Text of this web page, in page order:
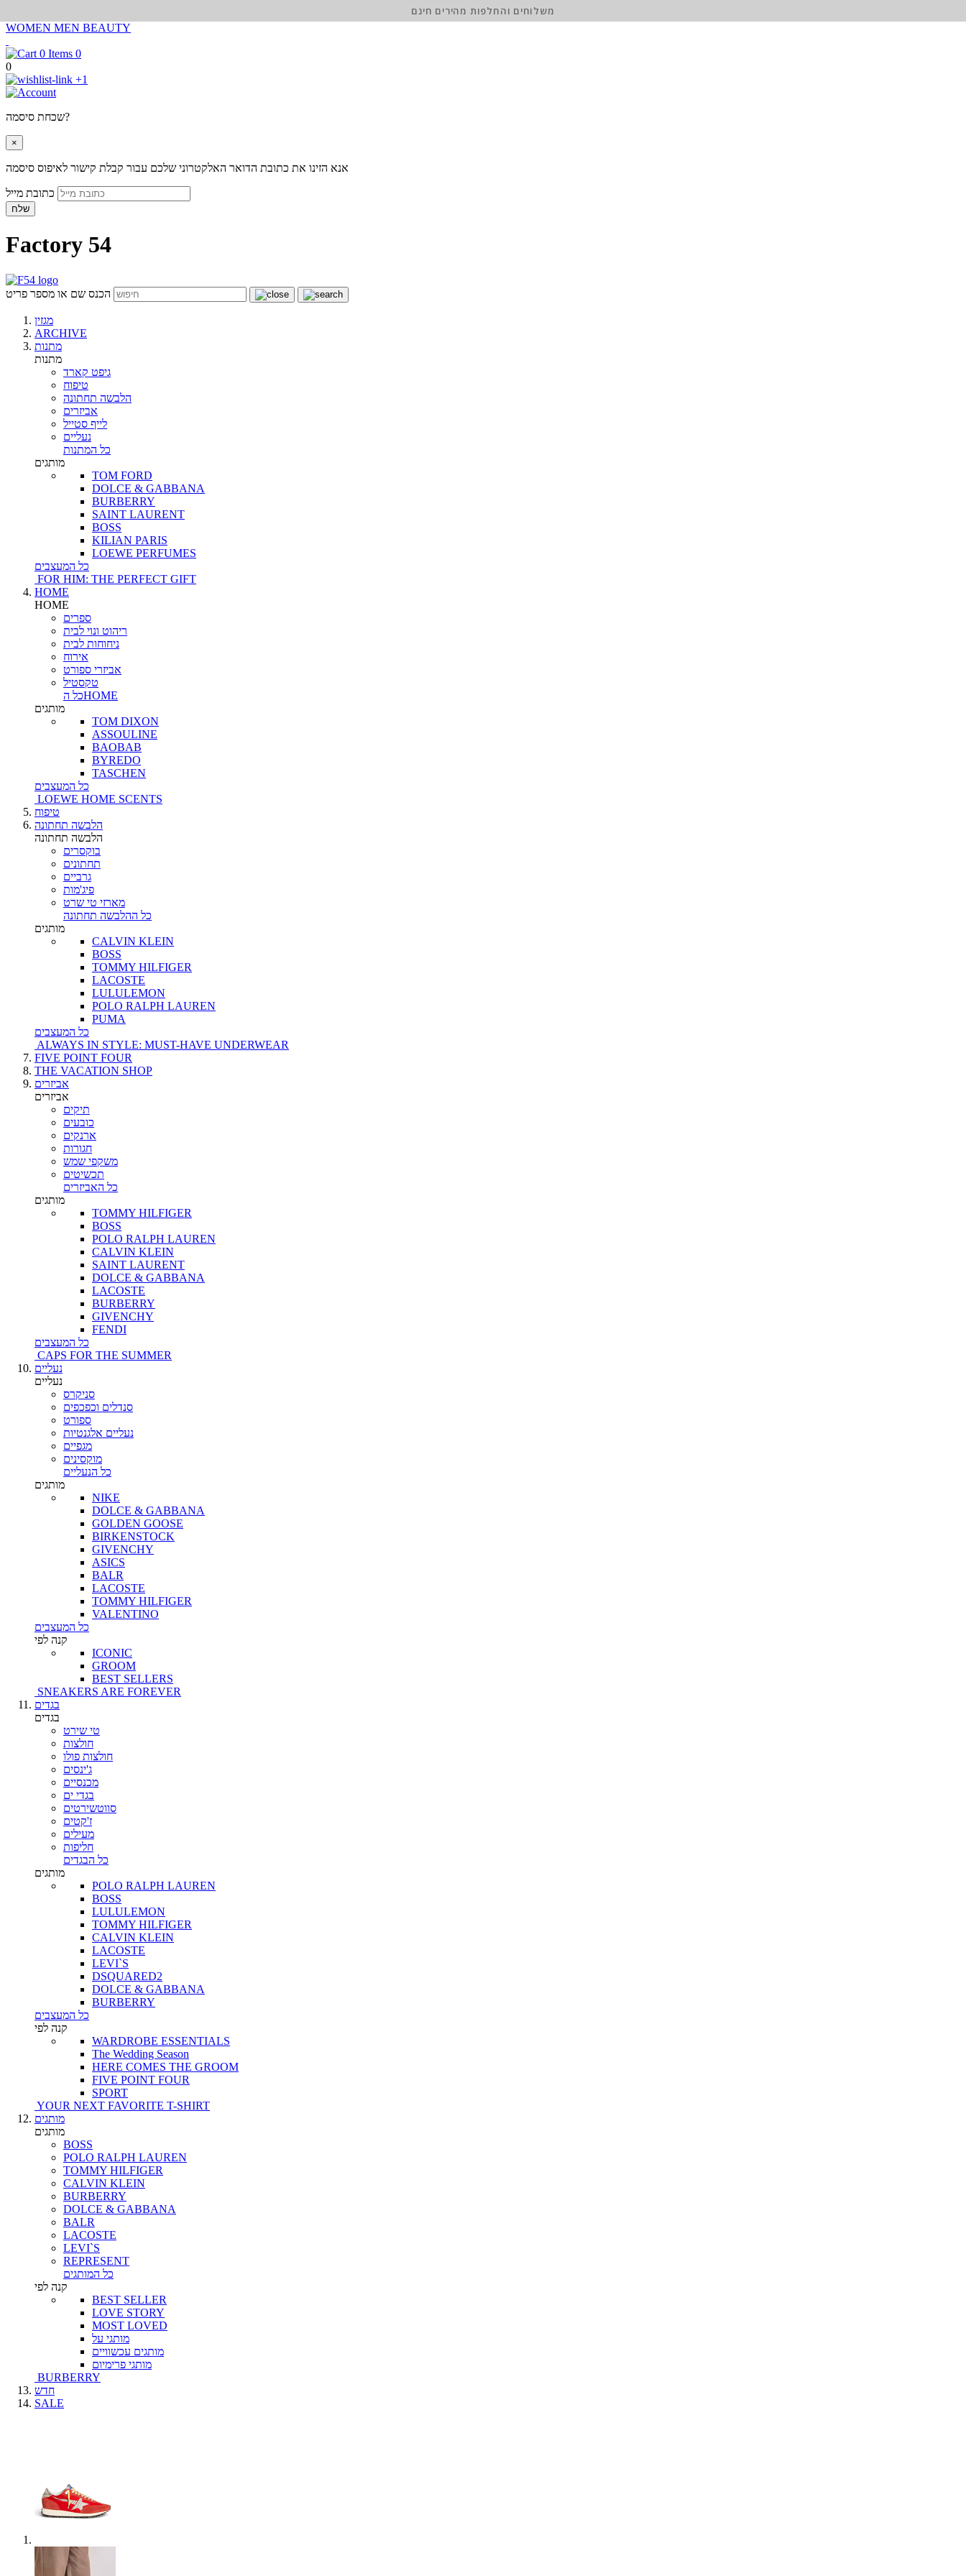
WOMEN MEN BEAUTY
0
0
+1
שכחת סיסמה?
×
אנא הזינו את כתובת הדואר האלקטרוני שלכם עבור קבלת קישור לאיפוס סיסמה
שלח
Factory 54
הכנס שם או מספר פריט
מגזין
ARCHIVE
מתנות
מתנות
גיפט קארד
טיפוח
הלבשה תחתונה
אביזרים
לייף סטייל
נעליים
כל המתנות
מותגים
TOM FORD
DOLCE & GABBANA
BURBERRY
SAINT LAURENT
BOSS
KILIAN PARIS
LOEWE PERFUMES
כל המעצבים
FOR HIM: THE PERFECT GIFT
HOME
HOME
ספרים
ריהוט ונוי לבית
ניחוחות לבית
אירוח
אביזרי ספורט
טקסטיל
כל הHOME
מותגים
TOM DIXON
ASSOULINE
BAOBAB
BYREDO
TASCHEN
כל המעצבים
LOEWE HOME SCENTS
טיפוח
הלבשה תחתונה
הלבשה תחתונה
בוקסרים
תחתונים
גרביים
פיג'מות
מארזי טי שרט
כל ההלבשה תחתונה
מותגים
CALVIN KLEIN
BOSS
TOMMY HILFIGER
LACOSTE
LULULEMON
POLO RALPH LAUREN
PUMA
כל המעצבים
ALWAYS IN STYLE: MUST-HAVE UNDERWEAR
FIVE POINT FOUR
THE VACATION SHOP
אביזרים
אביזרים
תיקים
כובעים
ארנקים
חגורות
משקפי שמש
תכשיטים
כל האביזרים
מותגים
TOMMY HILFIGER
BOSS
POLO RALPH LAUREN
CALVIN KLEIN
SAINT LAURENT
DOLCE & GABBANA
LACOSTE
BURBERRY
GIVENCHY
FENDI
כל המעצבים
CAPS FOR THE SUMMER
נעליים
נעליים
סניקרס
סנדלים וכפכפים
ספורט
נעליים אלגנטיות
מגפיים
מוקסינים
כל הנעליים
מותגים
NIKE
DOLCE & GABBANA
GOLDEN GOOSE
BIRKENSTOCK
GIVENCHY
ASICS
BALR
LACOSTE
TOMMY HILFIGER
VALENTINO
כל המעצבים
קנה לפי
ICONIC
GROOM
BEST SELLERS
SNEAKERS ARE FOREVER
בגדים
בגדים
טי שירט
חולצות
חולצות פולו
ג'ינסים
מכנסיים
בגדי ים
סווטשירטים
ז'קטים
מעילים
חליפות
כל הבגדים
מותגים
POLO RALPH LAUREN
BOSS
LULULEMON
TOMMY HILFIGER
CALVIN KLEIN
LACOSTE
LEVI`S
DSQUARED2
DOLCE & GABBANA
BURBERRY
כל המעצבים
קנה לפי
WARDROBE ESSENTIALS
The Wedding Season
HERE COMES THE GROOM
FIVE POINT FOUR
SPORT
YOUR NEXT FAVORITE T-SHIRT
מותגים
מותגים
BOSS
POLO RALPH LAUREN
TOMMY HILFIGER
CALVIN KLEIN
BURBERRY
DOLCE & GABBANA
BALR
LACOSTE
LEVI`S
REPRESENT
כל המותגים
קנה לפי
BEST SELLER
LOVE STORY
MOST LOVED
מותגי על
מותגים עכשוויים
מותגי פרימיום
BURBERRY
חדש
SALE
משלוחים והחלפות מהירים חינם